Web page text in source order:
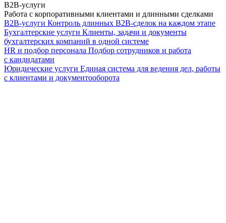
B2B-услуги
Работа с корпоративными клиентами и длинными сделками
B2B-услуги Контроль длинных B2B-сделок на каждом этапе
Бухгалтерские услуги Клиенты, задачи и документы
бухгалтерских компаний в одной системе
HR и подбор персонала Подбор сотрудников и работа
с кандидатами
Юридические услуги Единая система для ведения дел, работы
с клиентами и документооборота